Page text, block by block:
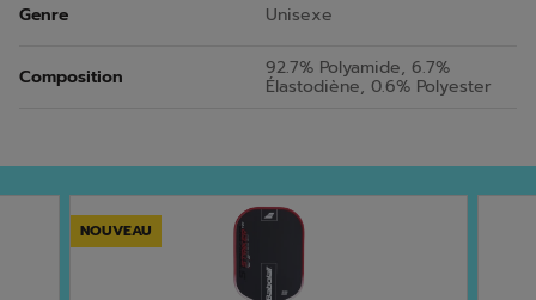
Genre Unisexe
Composition 92.7% Polyamide, 6.7%
Élastodiène, 0.6% Polyester
NOUVEAU